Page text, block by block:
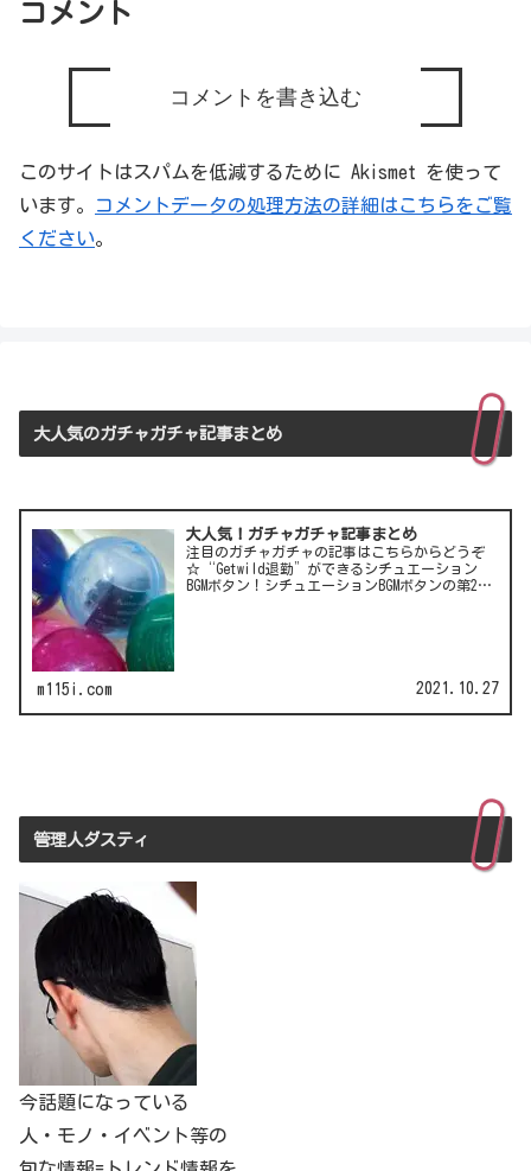
コメント
コメントを書き込む
このサイトはスパムを低減するために Akismet を使って
います。
コメントデータの処理方法の詳細はこちらをご覧
ください。
大人気のガチャガチャ記事まとめ
大人気！ガチャガチャ記事まとめ
注目のガチャガチャの記事はこちらからどうぞ
☆“Getwild退勤”ができるシチュエーション
BGMボタン！シチュエーションBGMボタンの第2
m115i.com 2021.10.27
管理人ダスティ
今話題になっている
人・モノ・イベント等の